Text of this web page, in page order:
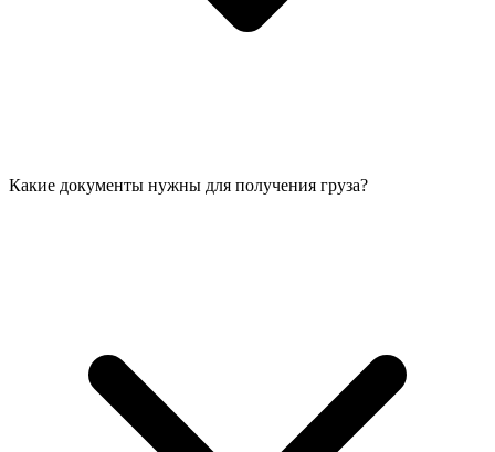
Какие документы нужны для получения груза?